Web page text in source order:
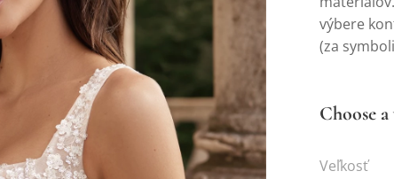
výbere
(za
Choose
Veľkosť